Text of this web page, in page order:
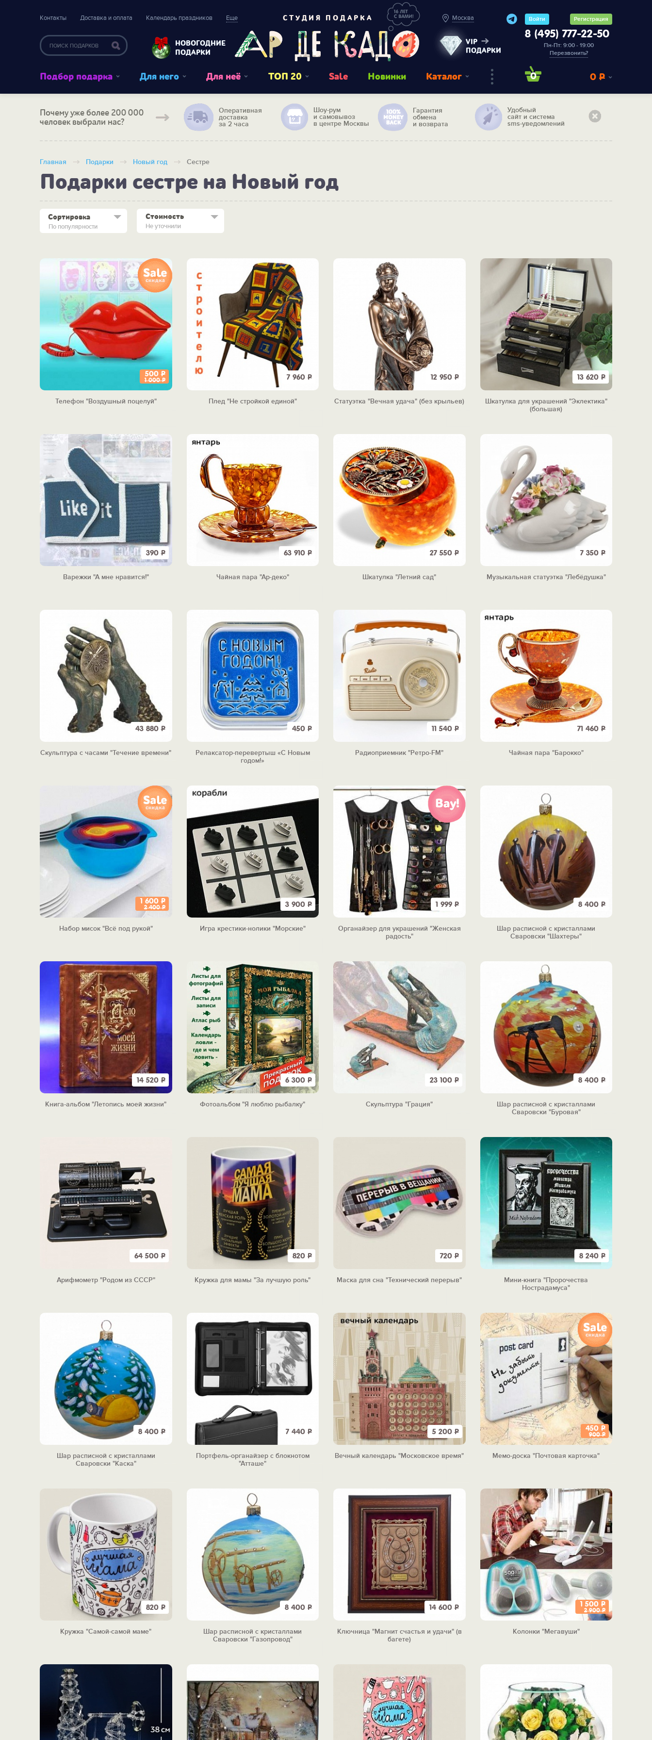
Контакты Доставка и оплата Календарь праздников Еще
НОВОГОДНИЕ
ПОДАРКИ
СТУДИЯ ПОДАРКА Москва
VIP
ПОДАРКИ
Войти Регистрация
8 (495) 777-22-50
Пн-Пт: 9:00 - 19:00
Перезвонить?
Подбор подарка Для него Для неё ТОП 20 Sale Новинки Каталог 0 0 Р
Почему уже более 200 000
человек выбрали нас?
Оперативная
доставка
за 2 часа
Шоу-рум
и самовывоз
в центре Москвы
Гарантия
обмена
и возврата
Удобный
сайт и система
sms-уведомлений
Главная Подарки Новый год Сестре
Подарки сестре на Новый год
По популярности
Сортировка Стоимость
Не уточнили
500Р
1 000Р
Телефон "Воздушный поцелуй"
7 960 Р
Плед "Не стройкой единой"
12 950Р
Статуэтка "Вечная удача" (без крыльев)
13 620 Р
Шкатулка для украшений "Эклектика"
(большая)
390Р
Варежки "А мне нравится!"
63 910 Р
Чайная пара "Ар-деко"
27 550Р
Шкатулка "Летний сад"
7 350 Р
Музыкальная статуэтка "Лебёдушка"
43 880Р
Скульптура с часами "Течение времени"
450 Р
Релаксатор-перевертыш «С Новым
годом!»
11 540Р
Радиоприемник "Ретро-FM"
71 460 Р
Чайная пара "Барокко"
1 600Р
2 400Р
Набор мисок "Всё под рукой"
3 900 Р
Игра крестики-нолики "Морские"
1 999Р
Органайзер для украшений "Женская
радость"
8 400 Р
Шар расписной с кристаллами
Сваровски "Шахтеры"
14 520Р
Книга-альбом "Летопись моей жизни"
6 300 Р
Фотоальбом "Я люблю рыбалку"
23 100Р
Скульптура "Грация"
8 400 Р
Шар расписной с кристаллами
Сваровски "Буровая"
64 500Р
Арифмометр "Родом из СССР"
820 Р
Кружка для мамы "За лучшую роль"
720Р
Маска для сна "Технический перерыв"
8 240 Р
Мини-книга "Пророчества
Нострадамуса"
8 400Р
Шар расписной с кристаллами
Сваровски "Каска"
7 440 Р
Портфель-органайзер с блокнотом
"Атташе"
5 200Р
Вечный календарь "Московское время"
450 Р
900Р
Мемо-доска "Почтовая карточка"
820Р
Кружка "Самой-самой маме"
8 400 Р
Шар расписной с кристаллами
Сваровски "Газопровод"
14 600Р
Ключница "Магнит счастья и удачи" (в
багете)
1 500 Р
2 900Р
Колонки "Мегавуши"